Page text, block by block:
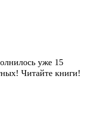
уже 15
Читайте книги!